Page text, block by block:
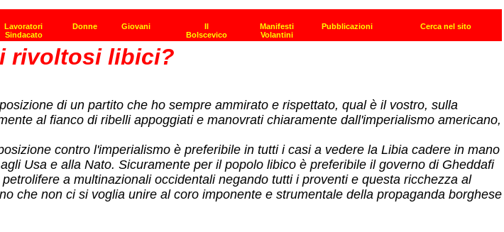
rivoltosi libici?
di un partito che ho sempre ammirato e rispettato, qual è il vostro, sulla
al fianco di ribelli appoggiati e manovrati chiaramente dall'imperialismo americano,
contro l'imperialismo è preferibile in tutti i casi a vedere la Libia cadere in mano
Usa e alla Nato. Sicuramente per il popolo libico è preferibile il governo di Gheddafi
a multinazionali occidentali negando tutti i proventi e questa ricchezza al
che non ci si voglia unire al coro imponente e strumentale della propaganda borghese